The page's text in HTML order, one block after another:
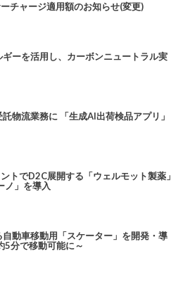
チャージ適用額のお知らせ(変更)
ーを活用し、カーボンニュートラル実
物流業務に 「生成AI出荷検品アプリ」
トでD2C展開する「ウェルモット製薬」
ノ」を導入
動車移動用「スケーター」を開発・導
5分で移動可能に～